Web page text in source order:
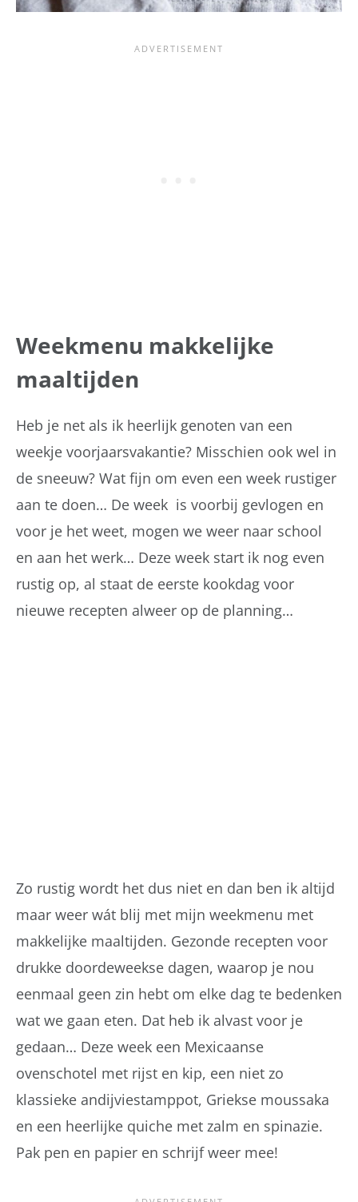
Weekmenu makkelijke
maaltijden
Heb je net als ik heerlijk genoten van een
weekje voorjaarsvakantie? Misschien ook wel in
de sneeuw? Wat fijn om even een week rustiger
aan te doen… De week is voorbij gevlogen en
voor je het weet, mogen we weer naar school
en aan het werk… Deze week start ik nog even
rustig op, al staat de eerste kookdag voor
nieuwe recepten alweer op de planning…
Zo rustig wordt het dus niet en dan ben ik altijd
maar weer wát blij met mijn weekmenu met
makkelijke maaltijden. Gezonde recepten voor
drukke doordeweekse dagen, waarop je nou
eenmaal geen zin hebt om elke dag te bedenken
wat we gaan eten. Dat heb ik alvast voor je
gedaan… Deze week een Mexicaanse
ovenschotel met rijst en kip, een niet zo
klassieke andijviestamppot, Griekse moussaka
en een heerlijke quiche met zalm en spinazie.
Pak pen en papier en schrijf weer mee!